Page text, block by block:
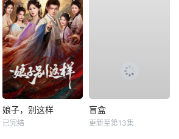
娘子，别这样
已完结
盲盒
更新至第13集